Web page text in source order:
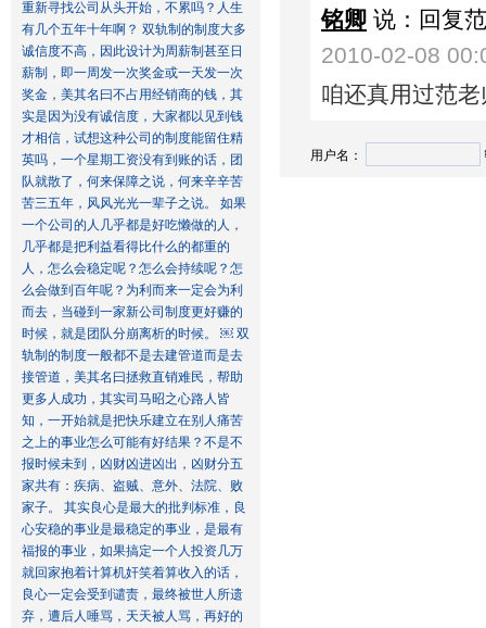
重新寻找公司从头开始，不累吗？人生
有几个五年十年啊？ 双轨制的制度大多
诚信度不高，因此设计为周薪制甚至日
薪制，即一周发一次奖金或一天发一次
奖金，美其名曰不占用经销商的钱，其
实是因为没有诚信度，大家都以见到钱
才相信，试想这种公司的制度能留住精
英吗，一个星期工资没有到账的话，团
队就散了，何来保障之说，何来辛辛苦
苦三五年，风风光光一辈子之说。 如果
一个公司的人几乎都是好吃懒做的人，
几乎都是把利益看得比什么的都重的
人，怎么会稳定呢？怎么会持续呢？怎
么会做到百年呢？为利而来一定会为利
而去，当碰到一家新公司制度更好赚的
时候，就是团队分崩离析的时候。 ￼ 双
轨制的制度一般都不是去建管道而是去
接管道，美其名曰拯救直销难民，帮助
更多人成功，其实司马昭之心路人皆
知，一开始就是把快乐建立在别人痛苦
之上的事业怎么可能有好结果？不是不
报时候未到，凶财凶进凶出，凶财分五
家共有：疾病、盗贼、意外、法院、败
家子。 其实良心是最大的批判标准，良
心安稳的事业是最稳定的事业，是最有
福报的事业，如果搞定一个人投资几万
就回家抱着计算机奸笑着算收入的话，
良心一定会受到谴责，最终被世人所遗
弃，遭后人唾骂，天天被人骂，再好的
铭卿 说：回复
2010-02-08
咱还真用过范
用户名：